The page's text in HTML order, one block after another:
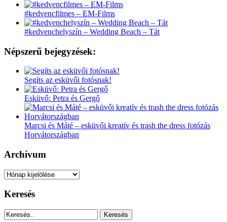
#kedvencfilmes – EM-Films
#kedvenchelyszín – Wedding Beach – Tát
Népszerű bejegyzések:
Segíts az esküvői fotósnak!
Esküvő: Petra és Gergő
Marcsi és Máté – esküvői kreatív és trash the dress fotózás
Horvátországban
Archívum
Archívum
Keresés
Keresés